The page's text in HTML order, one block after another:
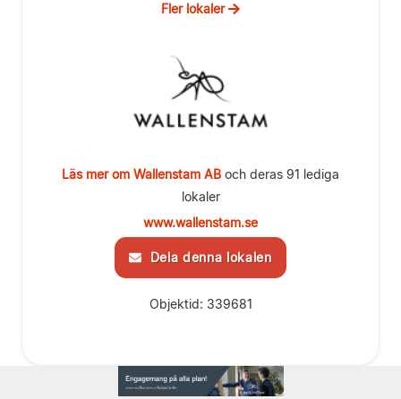
Fler lokaler
Läs mer om Wallenstam AB och deras 91 lediga
lokaler
www.wallenstam.se
Dela denna lokalen
Objektid: 339681